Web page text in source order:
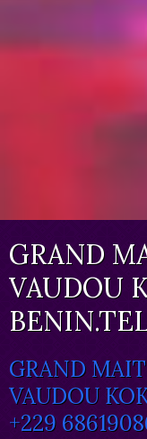
GRAND
VAUDOU
GRAND
VAUDOU
+229